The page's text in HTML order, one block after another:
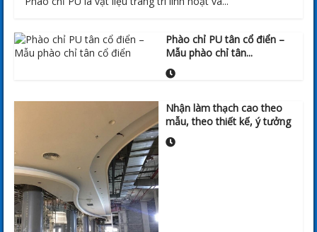
Phào chỉ PU tân cổ điển –
Mẫu phào chỉ tân...
Nhận làm thạch cao theo
mẫu, theo thiết kế, ý tưởng